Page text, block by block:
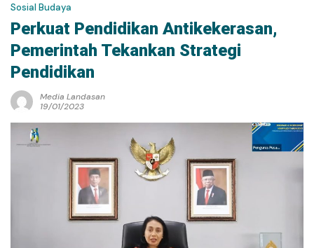
Sosial Budaya
Perkuat Pendidikan Antikekerasan,
Pemerintah Tekankan Strategi
Pendidikan
Media Landasan
19/01/2023